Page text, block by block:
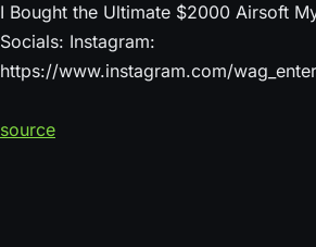
I Bought the Ultimate $2000 Airsoft
Socials: Instagram:
https://www.instagram.com/
source